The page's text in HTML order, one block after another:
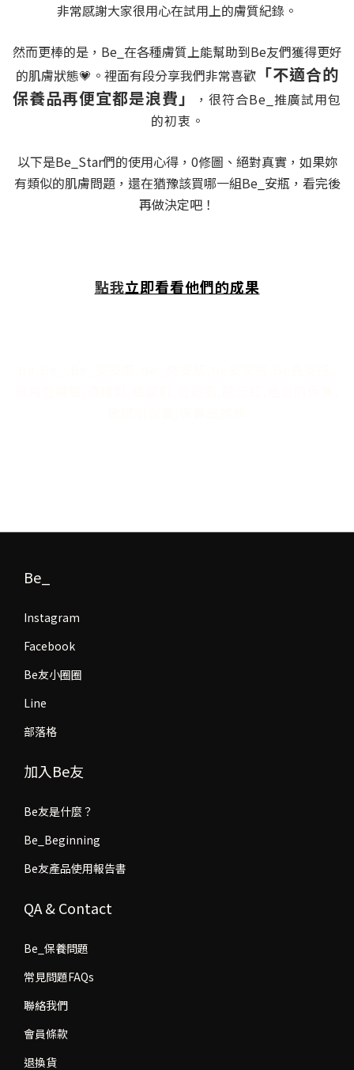
非常感謝大家很用心在試用上的膚質紀錄。
然而更棒的是，Be_在各種膚質上能幫助到Be友們獲得更好
的肌膚狀態💗。裡面有段分享我們非常喜歡「不適合的
保養品再便宜都是浪費」
，很符合Be_推廣試用包
的初衷 。
以下是Be_Star們的使用心得，0修圖、絕對真實，如果妳
有類似的肌膚問題，還在猶豫該買哪一組Be_安瓶，看完後
再做決定吧！
點我立即看看他們的成果
Be_
Instagram
Facebook
Be友小圈圈
Line
部落格
加入Be友
Be友是什麼？
Be_Beginning
Be友產品使用報告書
QA & Contact
Be_保養問題
常見問題FAQs
聯絡我們
會員條款
退換貨